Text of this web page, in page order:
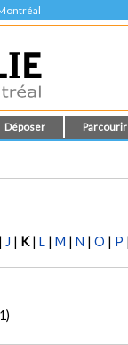
Déposer Parcourir
| J | K|L |M |N |O | P